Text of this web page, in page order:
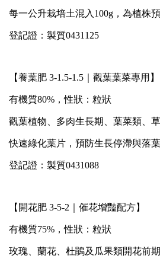
每一公升栽培土混入100g，為植株
登記證：製質0431125
【養葉肥 3-1.5-1.5｜觀葉葉菜專用】
有機質80%，性狀：粒狀
觀葉植物、多肉生長期、葉菜類、
快速綠化葉片，預防生長停滯與落葉
登記證：製質0431088
【開花肥 3-5-2｜催花增豔配方】
有機質75%，性狀：粒狀
玫瑰、蘭花、杜鵑及瓜果類開花前期